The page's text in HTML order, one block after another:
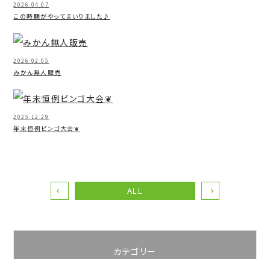
2026.04.07
この時期がやってまいりました♪
2026.02.05
みかん無人販売
2025.12.29
年末恒例ビンゴ大会❦
ALL
カテゴリー